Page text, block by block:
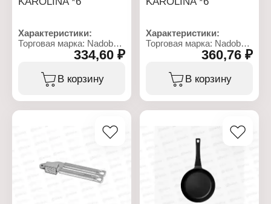
Характеристики:
Торговая марка: Nadoba
Артикул: 721029
Коллекция: "Karolina"
Тип товара:
Овощечистка
Ширина рабочей части: 2
Тип покрытия:
зеркальная полировка
334,60 ₽
В корзину
Характеристики:
Торговая марка: Nadoba
Артикул: 721028
Коллекция: "Karolina"
Тип товара:
Овощечистка
Ширина рабочей части: 2
Материал: нержавеющая
Тип покрытия:
зеркальная полировка
Цвет: стальной
Использование в
360,76 ₽
В корзину